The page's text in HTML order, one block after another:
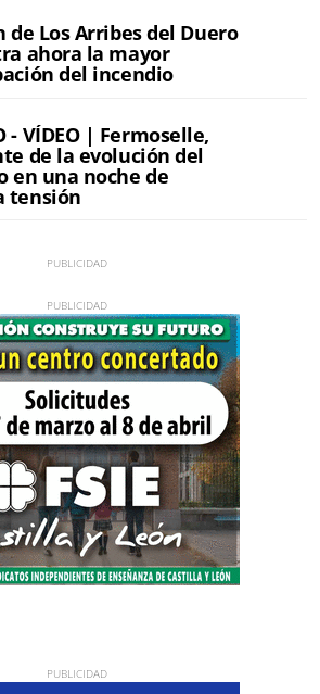
de Los Arribes del Duero
ahora la mayor
del incendio
- VÍDEO | Fermoselle,
de la evolución del
en una noche de
tensión